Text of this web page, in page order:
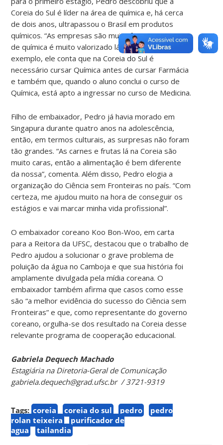
Coreia do Sul é líder na área de química e, há cerca
de dois anos, ultrapassou o Brasil em produtos
químicos. “As empresas são muito fortes e o curso
de química é muito valorizado lá”, comenta. Como
exemplo, ele conta que na Coreia do Sul é
necessário cursar Química antes de cursar Farmácia
e também que, quando o aluno conclui o curso de
Química, está apto a ingressar no curso de Medicina.
Filho de embaixador, Pedro já havia morado em
Singapura durante quatro anos na adolescência,
então, em termos culturais, as surpresas não foram
tão grandes. “As carnes e frutas lá na Coreia são
muito caras, então a alimentação é bem diferente
da nossa”, comenta. Além disso, Pedro elogia a
organização do Ciência sem Fronteiras no país. “Com
certeza, me ajudou muito na hora de conseguir os
estágios e vai marcar minha vida profissional”.
O embaixador coreano Koo Bon-Woo, em carta
para a Reitora da UFSC, destacou que o trabalho de
Pedro ajudou a solucionar o grave problema de
poluição da água no Camboja e que sua história foi
amplamente divulgada pela mídia coreana. O
embaixador também afirma que casos como esse
são “a melhor evidência do sucesso do Ciência sem
Fronteiras” e que, como representante do governo
coreano, orgulha-se dos resultado na Coreia desse
relevante programa de cooperação educacional.
Gabriela Dequech Machado
Estagiária na Diretoria-Geral de Comunicação
gabriela.dequech@grad.ufsc.br / 3721-9319
Tags: coreia coreia do sul pedro
pedro
rolan teixeira
purificador de
agua
tailandia